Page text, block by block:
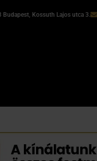
Budapest, Kossuth Lajos utca 3.